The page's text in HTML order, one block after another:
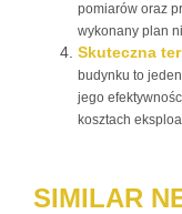
pomiarów oraz
wykonany plan
Skuteczna
budynku to
jego
kosztach
SIMILAR